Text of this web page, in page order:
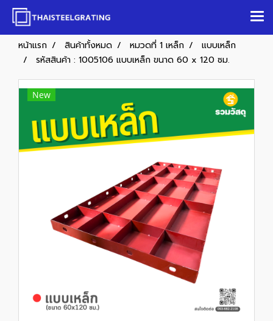
หน้าแรก สินค้าทั้งหมด หมวดที่ 1 เหล็ก
แบบเหล็ก
รหัสสินค้า : 1005106 แบบเหล็ก ขนาด 60 x 120 ซม.
New